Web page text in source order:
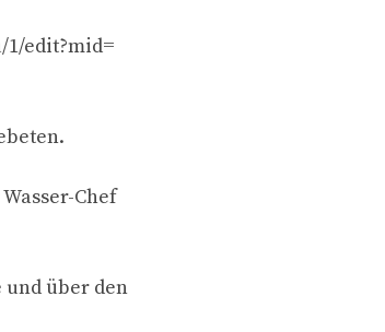
1/edit?mid=
Chef
über den